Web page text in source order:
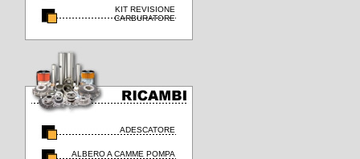
KIT REVISIONE
CARBURATORE
ADESCATORE
ALBERO A CAMME POMPA